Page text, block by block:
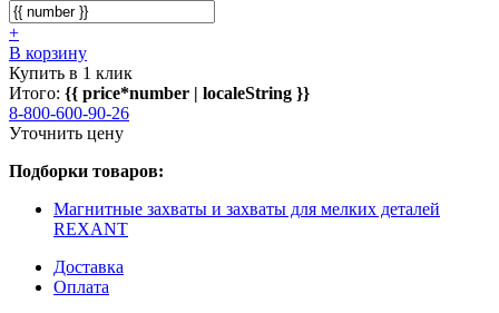
+
В корзину
Купить в 1 клик
Итого: {{ price*number | localeString }}
8-800-600-90-26
Уточнить цену
Подборки товаров:
Магнитные захваты и захваты для мелких деталей
REXANT
Доставка
Оплата